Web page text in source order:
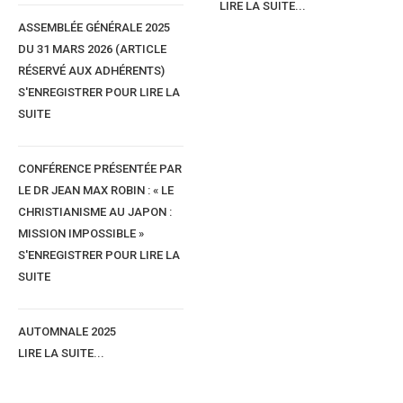
ASSEMBLÉE GÉNÉRALE 2025
DU 31 MARS 2026 (ARTICLE
RÉSERVÉ AUX ADHÉRENTS)
S'ENREGISTRER POUR LIRE LA
SUITE
CONFÉRENCE PRÉSENTÉE PAR
LE DR JEAN MAX ROBIN : « LE
CHRISTIANISME AU JAPON :
MISSION IMPOSSIBLE »
S'ENREGISTRER POUR LIRE LA
SUITE
AUTOMNALE 2025
LIRE LA SUITE...
LIRE LA SUITE...
Rew nahuk njegu